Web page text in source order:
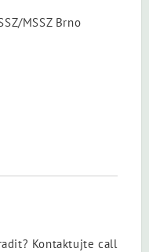
MSSZ Brno
Kontaktujte call